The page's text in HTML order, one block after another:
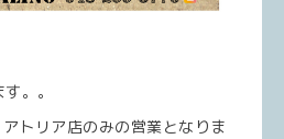
。。
トリア店のみの営業となりま